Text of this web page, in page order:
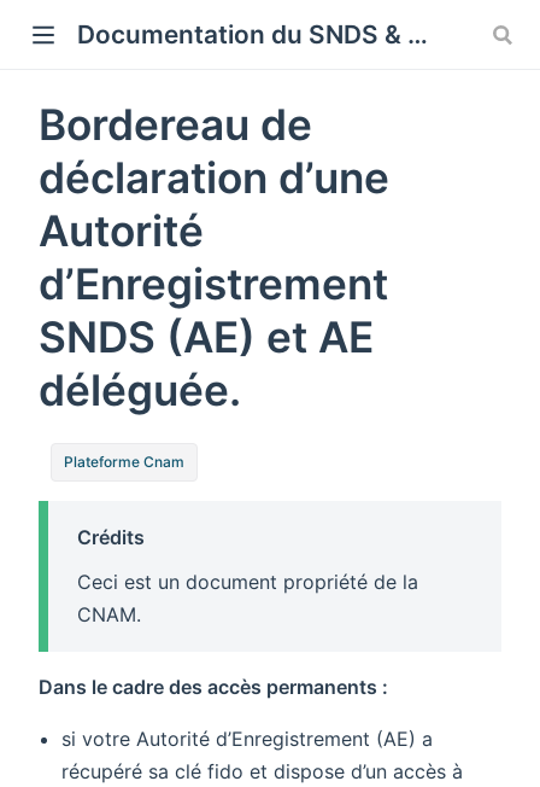
Documentation du SNDS & SNDS OMOP
Bordereau de
déclaration d’une
Autorité
d’Enregistrement
SNDS (AE) et AE
déléguée.
Plateforme Cnam
Crédits
Ceci est un document propriété de la
CNAM.
Dans le cadre des accès permanents :
si votre Autorité d’Enregistrement (AE) a
récupéré sa clé fido et dispose d’un accès à